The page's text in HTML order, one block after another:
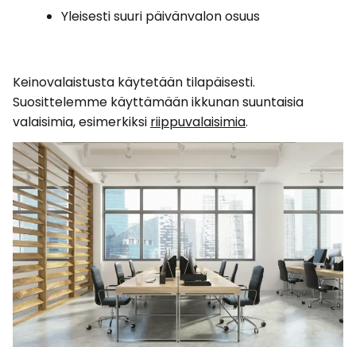
Yleisesti suuri päivänvalon osuus
Keinovalaistusta käytetään tilapäisesti.
Suosittelemme käyttämään ikkunan suuntaisia
valaisimia, esimerkiksi riippuvalaisimia.